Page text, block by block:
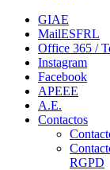
GIAE
MailESFRL
Office 365 /
Instagram
Facebook
APEEE
A.E.
Contactos
RGPD